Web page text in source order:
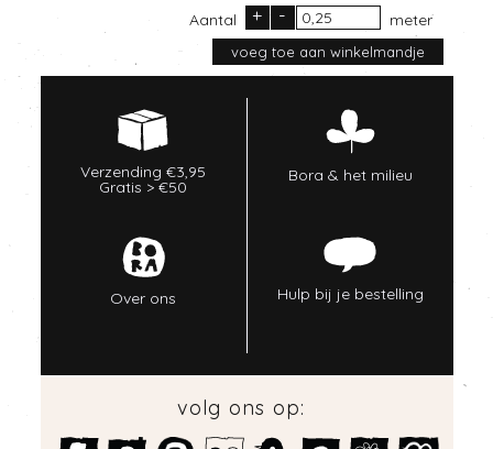
Aantal + - meter
Verzending €3,95
Gratis > €50
Bora & het milieu
Over ons Hulp bij je bestelling
volg ons op: